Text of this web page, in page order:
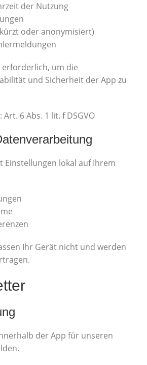
der Nutzung
oder anonymisiert)
erforderlich, um die
und Sicherheit der App zu
6 Abs. 1 lit. f DSGVO
Einstellungen lokal auf Ihrem
Ihr Gerät nicht und werden
der App für unseren